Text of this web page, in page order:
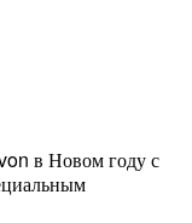
в Новом году с